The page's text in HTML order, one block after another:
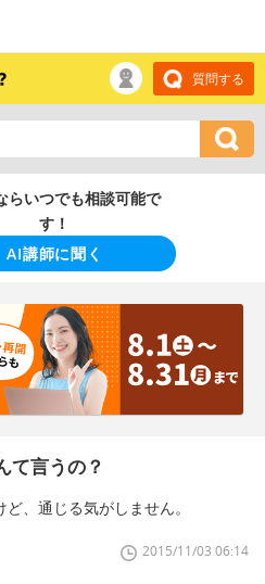
質問する
らいつでも相談可能で
す！
AI講師に聞く
て言うの？
、通じる気がしません。
2015/11/03 06:14